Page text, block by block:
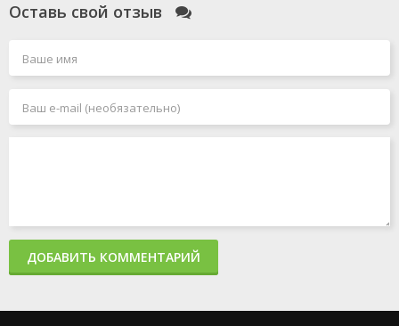
Оставь свой отзыв
ДОБАВИТЬ КОММЕНТАРИЙ